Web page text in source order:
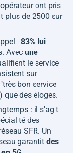
ont pris
plus de 2500 sur
: 83% lui
. Avec une
le service
sur
très bon service
que des éloges.
: il s'agit
des
SFR. Un
garantit des